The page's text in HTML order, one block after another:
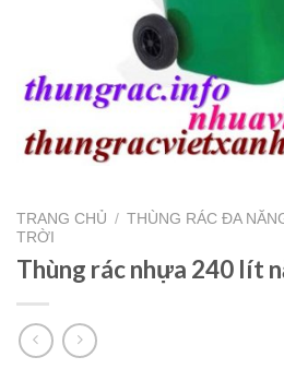
TRANG CHỦ / THÙNG RÁC ĐA
TRỜI
Thùng rác nhựa 240 lít